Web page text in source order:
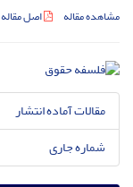
مشاهده مقاله اصل مقاله
مقالات آماده انتشار
شماره جاری